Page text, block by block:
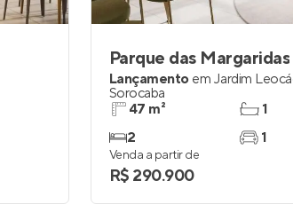
Parque das Margaridas
Lançamento em Jardim
Sorocaba
47 m²
2
1
1
Venda a partir de
R$ 290.900